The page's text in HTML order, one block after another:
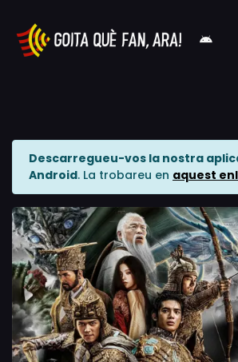
Descarregueu-vos la nostra
Android. La trobareu en aquest